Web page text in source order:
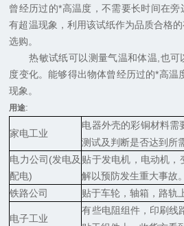
曾经历过的*高温度，不需要长时间在
有超温现象，利用该试纸作为品质合格
选购。
热敏试纸可以测量气温和体温,也可
度变化。能够得出物体曾经历过的*高温
现象。
用途:
家电工业
电器外壳的彩铜材料需
测试及判断是否达到所
电力公司 (发电及
配电)
贴于发电机，电动机，
解以预防发生重大事故。
铁路公司
贴于车轮，轴箱，路轨
电子工业
有些电阻组件，印刷线